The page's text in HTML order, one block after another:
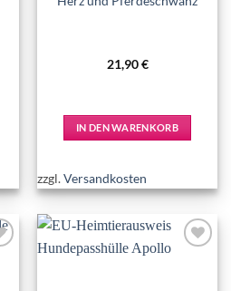
21,90€
IN DEN WARENKORB
zzgl.Versandkosten